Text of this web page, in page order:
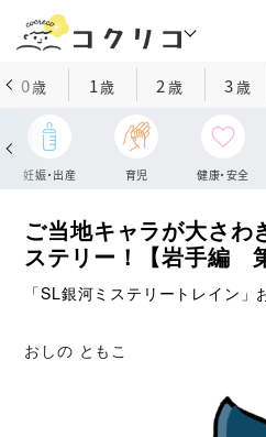
0歳 1歳 2 歳 3歳
妊娠・出産 育児 健康・安全
ご当地キャラが大さ
ステリー！【岩手編
「SL銀河ミステリートレイン」
おしの ともこ